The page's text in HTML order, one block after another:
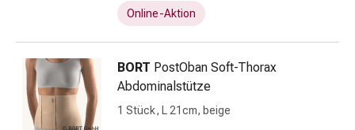
Bachblütentherapie
Gemmotherapie
Homöopathie
Pflanzenheilkunde
Schüssler
Salz
Spagyrik
Online-Aktion
BORT PostOban Soft-Thorax
Abdominalstütze
1 Stück, L 21cm, beige